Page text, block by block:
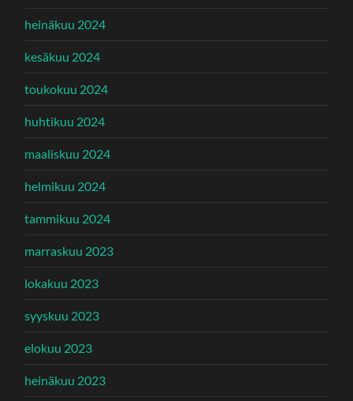
heinäkuu 2024
kesäkuu 2024
toukokuu 2024
huhtikuu 2024
maaliskuu 2024
helmikuu 2024
tammikuu 2024
marraskuu 2023
lokakuu 2023
syyskuu 2023
elokuu 2023
heinäkuu 2023